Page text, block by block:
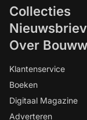
Collecties
Over
Klantenservice
Boeken
Digitaal Magazine
Adverteren